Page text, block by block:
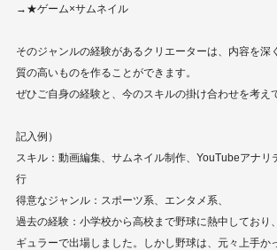
→★ゲーム×サムネイル
そのジャンルの経験があるクリエーターは、内容を深
質の高いものを作ることができます。
ぜひご自身の経験と、今のスキルの掛け合わせを考え
記入例）
スキル：動画編集、サムネイル制作、YouTubeアナリ
行
得意なジャンル：スポーツ系、エンタメ系、
過去の経験：小学校から高校まで野球に熱中しており
ギュラーで出場しました。しかし野球は、元々上手か